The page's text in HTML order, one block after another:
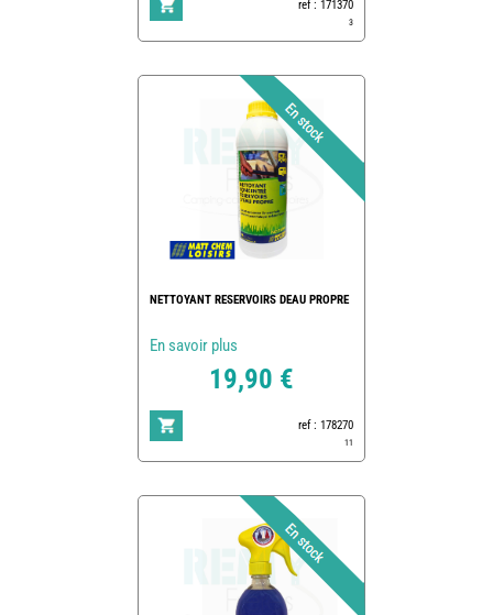
ref : 171370
3
NETTOYANT RESERVOIRS DEAU PROPRE
En savoir plus
19,90 €
ref : 178270
11